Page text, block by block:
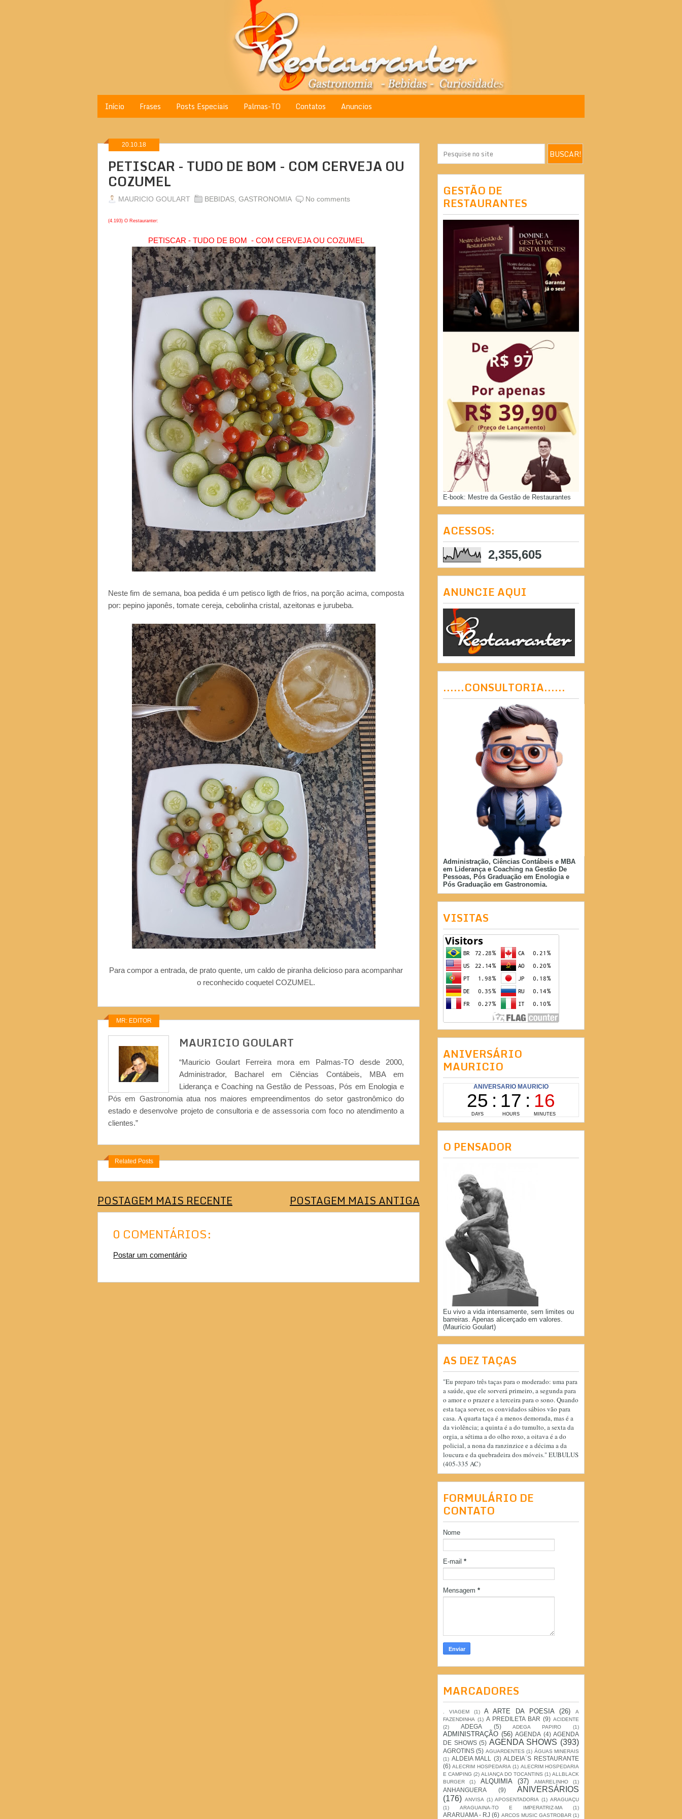
Início Frases Posts Especiais Palmas-TO Contatos Anuncios
20.10.18
PETISCAR - TUDO DE BOM - COM CERVEJA OU
COZUMEL
MAURICIO GOULART BEBIDAS GASTRONOMIA No comments
(4.193) O Restauranter:
PETISCAR - TUDO DE BOM - COM CERVEJA OU COZUMEL
Neste fim de semana, boa pedida é um petisco ligth de frios, na porção acima, composta
por: pepino japonês, tomate cereja, cebolinha cristal, azeitonas e jurubeba.
Para compor a entrada, de prato quente, um caldo de piranha delicioso para acompanhar
o reconhecido coquetel COZUMEL.
MR: EDITOR
MAURICIO GOULART
“Mauricio Goulart Ferreira mora em Palmas-TO desde 2000,
Administrador, Bacharel em Ciências Contábeis, MBA em
Liderança e Coaching na Gestão de Pessoas, Pós em Enologia e
Pós em Gastronomia atua nos maiores empreendimentos do setor gastronômico do
estado e desenvolve projeto de consultoria e de assessoria com foco no atendimento a
clientes.”
Related Posts
POSTAGEM MAIS RECENTE POSTAGEM MAIS ANTIGA
0 COMENTÁRIOS:
Postar um comentário
GESTÃO DE
RESTAURANTES
E-book: Mestre da Gestão de Restaurantes
ACESSOS:
2,355,605
ANUNCIE AQUI
......CONSULTORIA......
Administração, Ciências Contábeis e MBA
em Liderança e Coaching na Gestão De
Pessoas, Pós Graduação em Enologia e
Pós Graduação em Gastronomia.
VISITAS
ANIVERSÁRIO
MAURICIO
O PENSADOR
Eu vivo a vida intensamente, sem limites ou
barreiras. Apenas alicerçado em valores.
(Maurício Goulart)
AS DEZ TAÇAS
"Eu preparo três taças para o moderado: uma para
a saúde, que ele sorverá primeiro, a segunda para
o amor e o prazer e a terceira para o sono. Quando
esta taça sorver, os convidados sábios vão para
casa. A quarta taça é a menos demorada, mas é a
da violência; a quinta é a do tumulto, a sexta da
orgia, a sétima a do olho roxo, a oitava é a do
policial, a nona da ranzinzice e a décima a da
loucura e da quebradeira dos móveis." EUBULUS
(405-335 AC)
FORMULÁRIO DE
CONTATO
Nome
E-mail *
Mensagem *
MARCADORES
. VIAGEM (1) A ARTE DA POESIA (26)
A
FAZENDINHA (1) A PREDILETA BAR (9) ACIDENTE
(2)
ADEGA (5) ADEGA PAPIRO (1)
ADMINISTRAÇÃO (56) AGENDA (4) AGENDA
DE SHOWS (5) AGENDA SHOWS (393)
AGROTINS (5) AGUARDENTES (1) ÁGUAS MINERAIS
(1) ALDEIA MALL (3) ALDEIA´S RESTAURANTE
(6) ALECRIM HOSPEDARIA (1) ALECRIM HOSPEDARIA
E CAMPING (2) ALIANÇA DO TOCANTINS (1) ALLBLACK
BURGER
(1) ALQUIMIA (37) AMARELINHO (1)
ANHANGUERA (9)
ANIVERSÁRIOS
(176) ANVISA (1) APOSENTADORIA (1) ARAGUAÇU
(1)
ARAGUAINA-TO E IMPERATRIZ-MA (1)
ARARUAMA - RJ (6) ARCOS MUSIC GASTROBAR (1)